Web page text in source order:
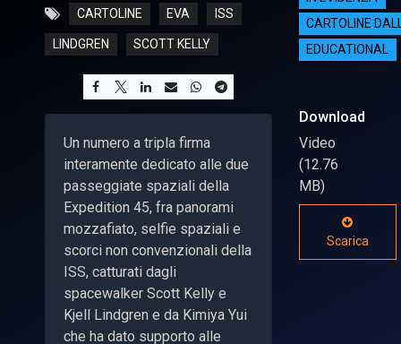
CARTOLINE EVA ISS
LINDGREN SCOTT KELLY
Un numero a tripla firma
interamente dedicato alle due
passeggiate spaziali della
Expedition 45, fra panorami
mozzafiato, selfie spaziali e
scorci non convenzionali della
ISS, catturati dagli
spacewalker Scott Kelly e
Kjell Lindgren e da Kimiya Yui
che ha dato supporto alle
CARTOLINE
EDUCATIONAL
Download
Video
(12.76
MB)
Scarica